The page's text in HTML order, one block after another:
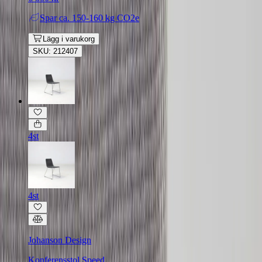
Spar ca. 150-160 kg CO2e
Lägg i varukorg
SKU: 212407
4st
4st
Johanson Design
Konferensstol Speed